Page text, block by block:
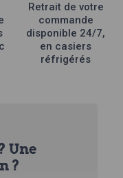
Retrait de votre
commande
disponible 24/7,
en casiers
réfrigérés
Une
?